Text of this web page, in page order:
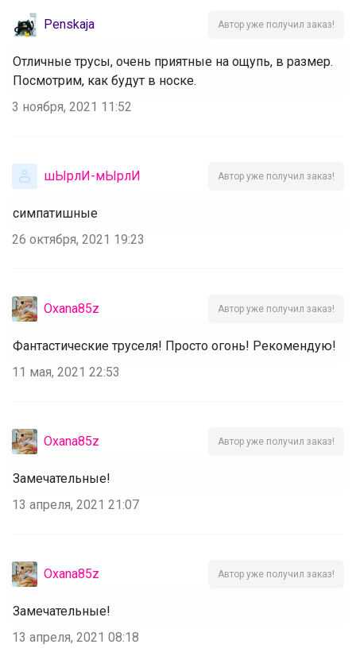
Penskaja Автор уже получил заказ!
Отличные трусы, очень приятные на ощупь, в размер.
Посмотрим, как будут в носке.
3 ноября, 2021 11:52
шЫрлИ-мЫрлИ Автор уже получил заказ!
симпатишные
26 октября, 2021 19:23
Oxana85z Автор уже получил заказ!
Фантастические труселя! Просто огонь! Рекомендую!
11 мая, 2021 22:53
Oxana85z Автор уже получил заказ!
Замечательные!
13 апреля, 2021 21:07
Oxana85z Автор уже получил заказ!
Замечательные!
13 апреля, 2021 08:18